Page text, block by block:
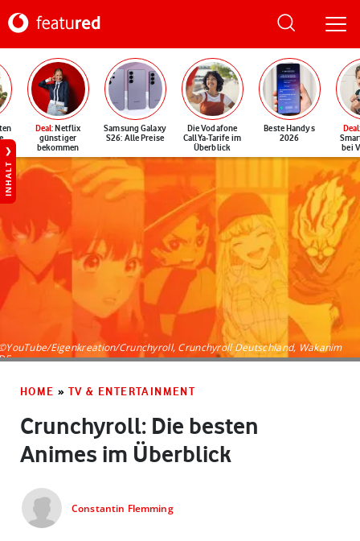
Deal: Netflix
günstiger
bekommen
Samsung Galaxy
S26: Alle Preise
Die Vodafone
CallYa-Tarife im
Überblick
Beste Handys
2026
Deal
bei
INHALT
Eigenkreation/Crunchyroll, Crunchyroll Deutschland, Wakanim
HOME » TV & ENTERTAINMENT
Crunchyroll: Die besten
Animes im Überblick
Constantin Flemming